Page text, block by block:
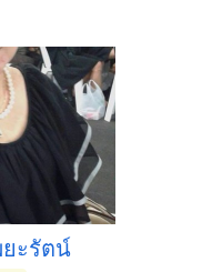
ะรัตน์